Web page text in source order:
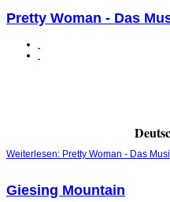
Pretty Woman - Das
Weiterlesen: Pretty Woman - Das
Giesing Mountain